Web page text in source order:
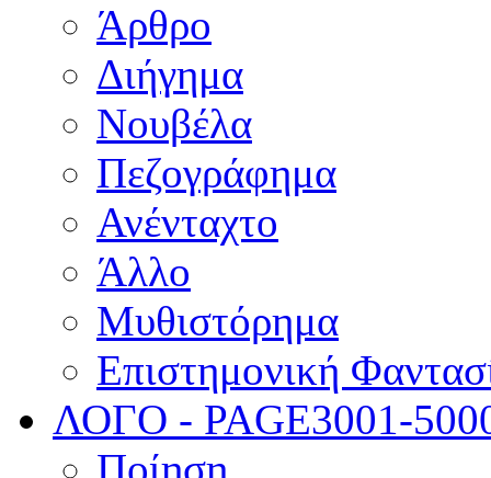
Άρθρο
Διήγημα
Νουβέλα
Πεζογράφημα
Ανένταχτο
Άλλο
Μυθιστόρημα
Επιστημονική
ΛΟΓΟ - PAGE3001-